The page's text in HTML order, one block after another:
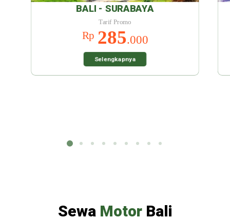
BALI - MALANG
Rp 285
Selengkapnya
SewaMotorBali